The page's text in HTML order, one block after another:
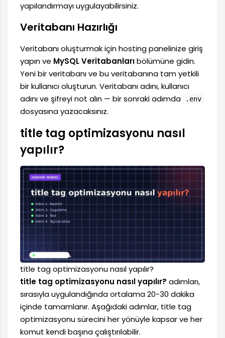
yapılandırmayı uygulayabilirsiniz.
Veritabanı Hazırlığı
Veritabanı oluşturmak için hosting panelinize giriş
yapın ve MySQL Veritabanlarıbölümüne gidin.
Yeni bir veritabanı ve bu veritabanına tam yetkili
bir kullanıcı oluşturun. Veritabanı adını, kullanıcı
adını ve şifreyi not alın — bir sonraki adımda
.env
dosyasına yazacaksınız.
title tag optimizasyonu nasıl
yapılır?
title tag optimizasyonu nasıl yapılır?
title tag optimizasyonu nasıl yapılır? adımları,
sırasıyla uygulandığında ortalama 20-30 dakika
içinde tamamlanır. Aşağıdaki adımlar, title tag
optimizasyonu sürecini her yönüyle kapsar ve her
komut kendi başına çalıştırılabilir.